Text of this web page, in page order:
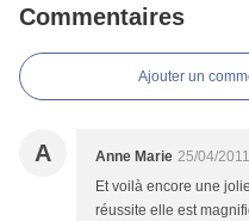
Commentaires
Ajouter un
A Anne Marie 25/04/
Et voilà encore une
réussite elle est